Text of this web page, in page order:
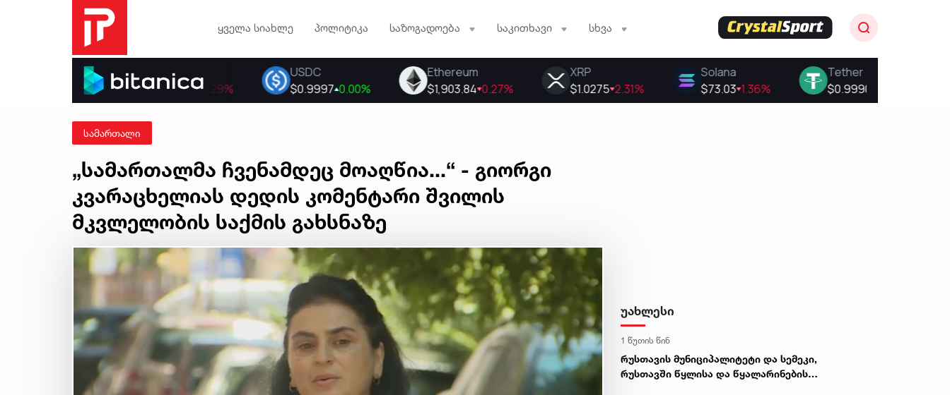
ყველა სიახლე პოლიტიკა საზოგადოება საკითხავი სხვა
სამართალი
„სამართალმა ჩვენამდეც მოაღწია...“ - გიორგი
კვარაცხელიას დედის კომენტარი შვილის
მკვლელობის საქმის გახსნაზე
უახლესი
1 წუთის წინ
რუსთავის მუნიციპალიტეტი და სემეკი,
რუსთავში წყლისა და წყალარინების